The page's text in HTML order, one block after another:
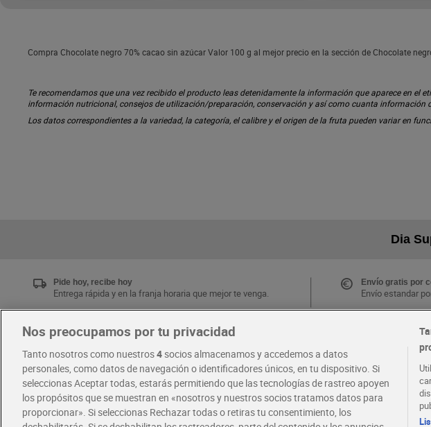
Compra Chocolate negro 70% cacao sin azúcar Valor 100 g al mejor precio en la sección de Chocolate
Te recomendamos que una vez recibido el producto leas detenidamente la información que aparece en el
información nutricional, consejos de utilización/preparación, conservación y así como cuanta
Los datos correspondientes a la variedad, la categoría, el calibre y el origen de la fruta pueden variar en
Dia
Pide hoy, recibe hoy
Entrega rápida y en la franja horaria que mejor te venga.
Envío gratis por
Envío estandar
Disfruta las ventajas y ofertas exclusivas.
Descárgate la APP Dia
Folletos y
cercana
RECETAS · COMER MEJOR CADA DIA · EMPLEO
Nos preocupamos por tu privacidad
Tanto nosotros como nuestros4socios almacenamos y accedemos a datos
personales, como datos de navegación o identificadores únicos, en tu dispositivo. Si
seleccionas Aceptar todas, estarás permitiendo que las tecnologías de rastreo apoyen
los propósitos que se muestran en «nosotros y nuestros socios tratamos datos para
proporcionar». Si seleccionas Rechazar todas o retiras tu consentimiento, los